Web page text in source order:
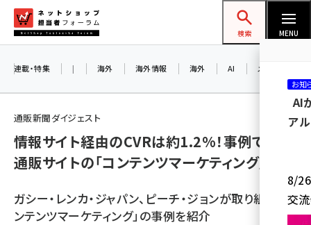
ン
ネットショップ担当者フォーラム
検索 MENU
amazon (2255)
楽天 (1874)
連載・特集 | 海外 海外情報 海外 AI メタバース
通販新聞ダイジェスト
情報サイト経由のCVRは約1.2%！事例で学ぶ
通販サイトの「コンテンツマーケティング」
ガシー・レンカ・ジャパン、ピーチ・ジョンが取り組む「コ
ンテンツマーケティング」の事例を紹介
お知
AI
ア
8/26
交